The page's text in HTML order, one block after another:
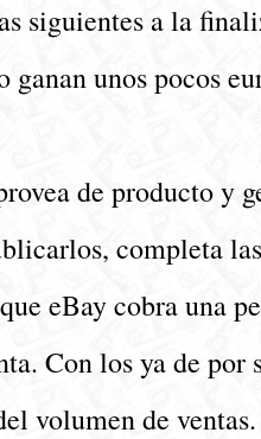
siguientes a la
unos pocos
de producto y
completa
eBay cobra una
Con los ya de por
volumen de ventas.